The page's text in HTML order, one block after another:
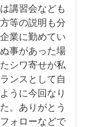
講習会なども
等の説明も分
業に勤めてい
事があった場
シワ寄せが私
ンスとして自
うに今回なり
。ありがとう
ォローなどで